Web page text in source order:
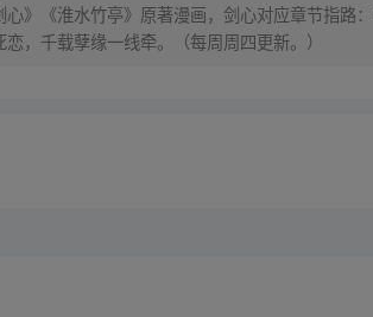
心》《淮水竹亭》原著漫画，剑心对应章节指
，千载孽缘一线牵。（每周周四更新。）